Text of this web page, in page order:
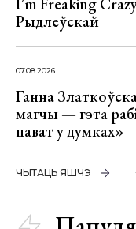
I’m Freaking
Рыдлеўскай
07.08.2026
Ганна
магчы — гэта
нават у думках»
ЧЫТАЦЬ ЯШЧЭ